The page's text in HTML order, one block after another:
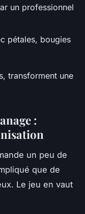
un professionnel
pétales, bougies
transforment une
:
un peu de
que de
Le jeu en vaut